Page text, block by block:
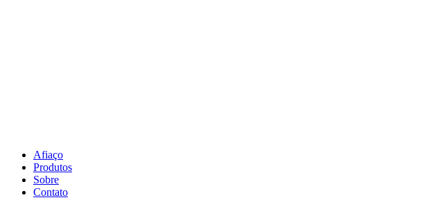
Afiaço
Produtos
Sobre
Contato